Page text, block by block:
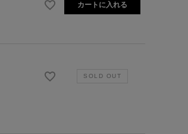
カートに入れる